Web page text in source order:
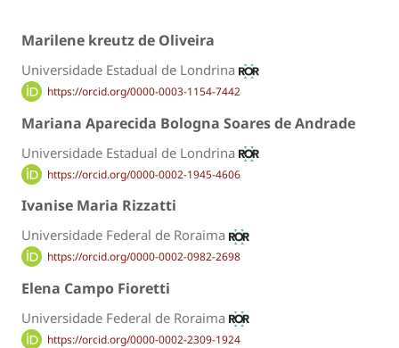
Marilene kreutz de Oliveira
Universidade Estadual de Londrina
https://orcid.org/0000-0003-1154-7442
Mariana Aparecida Bologna Soares de Andrade
Universidade Estadual de Londrina
https://orcid.org/0000-0002-1945-4606
Ivanise Maria Rizzatti
Universidade Federal de Roraima
https://orcid.org/0000-0002-0982-2698
Elena Campo Fioretti
Universidade Federal de Roraima
https://orcid.org/0000-0002-2309-1924